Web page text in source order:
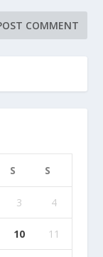
S S
3 4
10 11